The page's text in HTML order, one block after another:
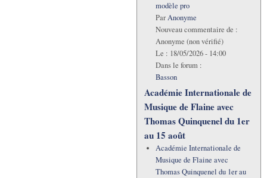
modèle pro
ParAnonyme
Nouveau commentaire de :
Anonyme (non vérifié)
Le : 18/05/2026 - 14:00
Dans le forum :
Basson
Académie Internationale de
Musique de Flaine avec
Thomas Quinquenel du 1er
au 15 août
Académie Internationale de
Musique de Flaine avec
Thomas Quinquenel du 1er au